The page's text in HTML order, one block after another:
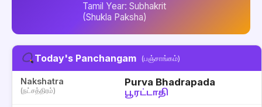
Tamil Year: Subhakrit
(Shukla Paksha)
Today's Panchangam (பஞ்சாங்கம்)
Nakshatra
(நட்சத்திரம்)
Purva Bhadrapada
பூரட்டாதி